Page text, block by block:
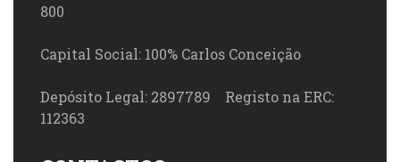
800
Capital Social: 100% Carlos Conceição
Depósito Legal: 2897789 Registo na ERC:
112363